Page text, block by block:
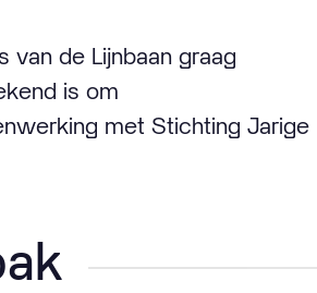
de Lijnbaan graag
is om
met Stichting Jarige